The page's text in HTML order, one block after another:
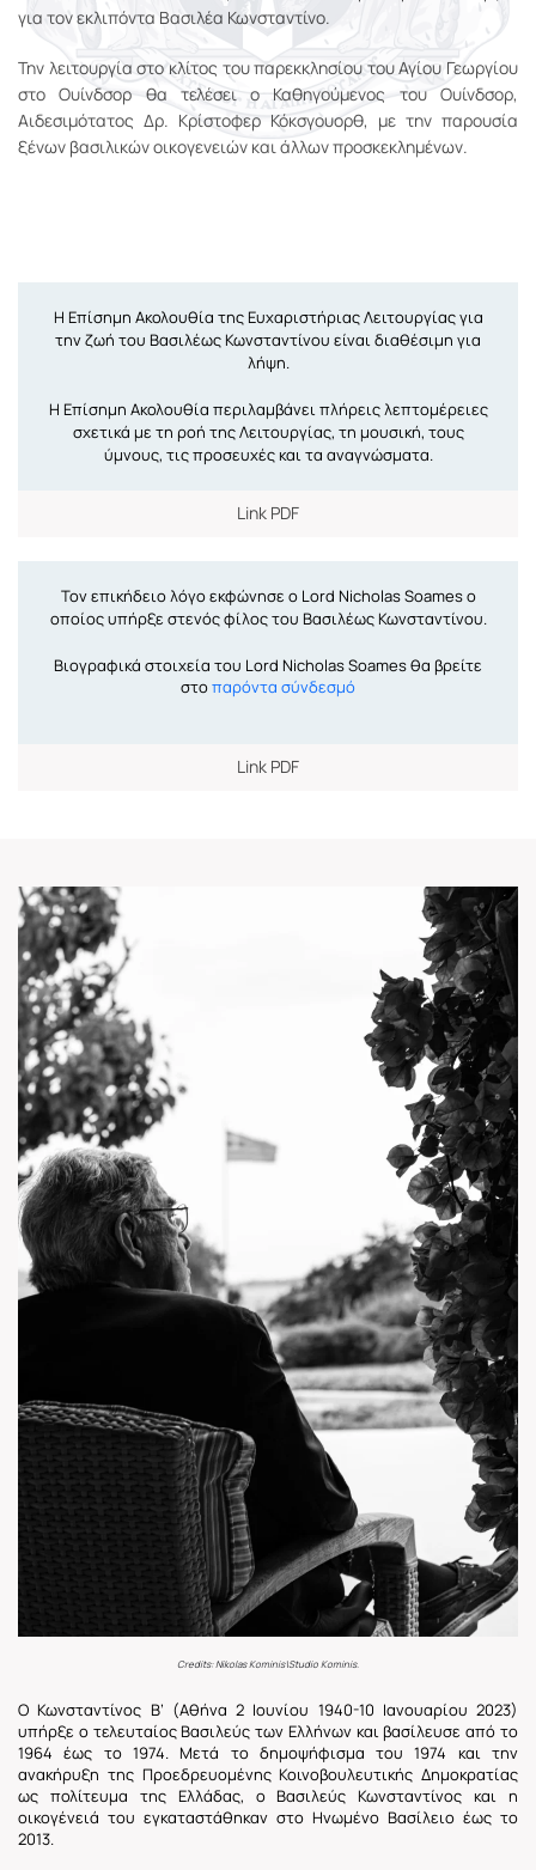
για τον εκλιπόντα Βασιλέα Κωνσταντίνο.
Την λειτουργία στο κλίτος του παρεκκλησίου του Αγίου Γεωργίου
στο Ουίνδσορ θα τελέσει ο Καθηγούμενος του Ουίνδσορ,
Αιδεσιμότατος Δρ. Κρίστοφερ Κόκσγουορθ, με την παρουσία
ξένων βασιλικών οικογενειών και άλλων προσκεκλημένων.
Η Επίσημη Ακολουθία της Ευχαριστήριας Λειτουργίας για
την ζωή του Βασιλέως Κωνσταντίνου είναι διαθέσιμη για
λήψη.
Η Επίσημη Ακολουθία περιλαμβάνει πλήρεις λεπτομέρειες
σχετικά με τη ροή της Λειτουργίας, τη μουσική, τους
ύμνους, τις προσευχές και τα αναγνώσματα.
Link PDF
Τον επικήδειο λόγο εκφώνησε ο Lord Nicholas Soames ο
οποίος υπήρξε στενός φίλος του Βασιλέως Κωνσταντίνου.
Βιογραφικά στοιχεία του Lord Nicholas Soames θα βρείτε
στοπαρόντα σύνδεσμό
Link PDF
Credits: Nikolas Kominis\Studio Kominis.
Ο Κωνσταντίνος Β’ (Αθήνα 2 Ιουνίου 1940-10 Ιανουαρίου 2023)
υπήρξε ο τελευταίος Βασιλεύς των Ελλήνων και βασίλευσε από το
1964 έως το 1974. Μετά το δημοψήφισμα του 1974 και την
ανακήρυξη της Προεδρευομένης Κοινοβουλευτικής Δημοκρατίας
ως πολίτευμα της Ελλάδας, ο Βασιλεύς Κωνσταντίνος και η
οικογένειά του εγκαταστάθηκαν στο Ηνωμένο Βασίλειο έως το
2013.